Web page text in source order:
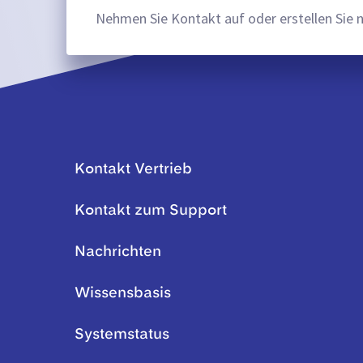
Nehmen Sie Kontakt auf oder erstellen Sie
Kontakt Vertrieb
Kontakt zum Support
Nachrichten
Wissensbasis
Systemstatus